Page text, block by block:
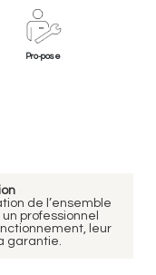
Pro-pose
de l’ensemble
professionnel
leur
garantie.